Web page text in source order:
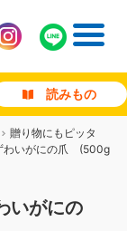
読みもの
贈り物にもピッタ
わいがにの爪 (500g
いがにの